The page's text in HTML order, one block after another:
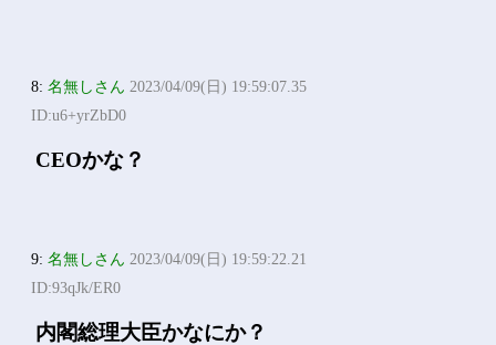
8:名無しさん 2023/04/09(日) 19:59:07.35
ID:u6+yrZbD0
CEOかな？
9:名無しさん 2023/04/09(日) 19:59:22.21
ID:93qJk/ER0
内閣総理大臣かなにか？